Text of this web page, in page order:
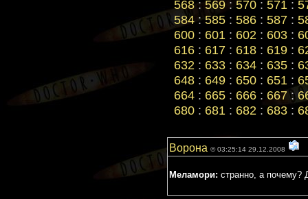
568: 569: 570: 571 :
584: 585: 586: 587:
600 : 601 : 602 : 603 :
616: 617: 618: 619:
632 : 633: 634: 635:
648: 649: 650: 651 :
664: 665: 666: 667:
680: 681 : 682 : 683:
Ворона © 03:25:14 29.12.2008
Меламори: странно, а почему?